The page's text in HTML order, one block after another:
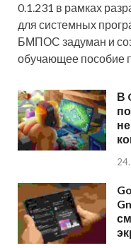
0.1.231 в рамках
для системных
БМПОС задуман и
обучающее пособие
В